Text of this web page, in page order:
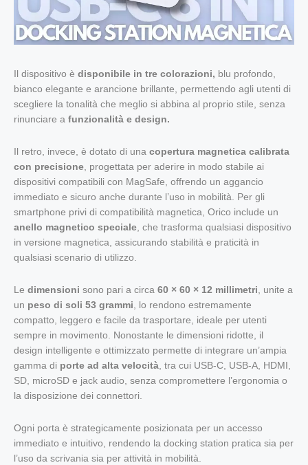
Il dispositivo è disponibile in tre colorazioni, blu profondo,
bianco elegante e arancione brillante, permettendo agli utenti di
scegliere la tonalità che meglio si abbina al proprio stile, senza
rinunciare a funzionalità e design.
Il retro, invece, è dotato di una copertura magnetica calibrata
con precisione, progettata per aderire in modo stabile ai
dispositivi compatibili con MagSafe, offrendo un aggancio
immediato e sicuro anche durante l’uso in mobilità. Per gli
smartphone privi di compatibilità magnetica, Orico include un
anello magnetico speciale, che trasforma qualsiasi dispositivo
in versione magnetica, assicurando stabilità e praticità in
qualsiasi scenario di utilizzo.
Le dimensioni sono pari a circa 60 × 60 × 12 millimetri, unite a
un peso di soli 53 grammi, lo rendono estremamente
compatto, leggero e facile da trasportare, ideale per utenti
sempre in movimento. Nonostante le dimensioni ridotte, il
design intelligente e ottimizzato permette di integrare un’ampia
gamma di porte ad alta velocità, tra cui USB-C, USB-A, HDMI,
SD, microSD e jack audio, senza compromettere l’ergonomia o
la disposizione dei connettori.
Ogni porta è strategicamente posizionata per un accesso
immediato e intuitivo, rendendo la docking station pratica sia per
l’uso da scrivania sia per attività in mobilità.